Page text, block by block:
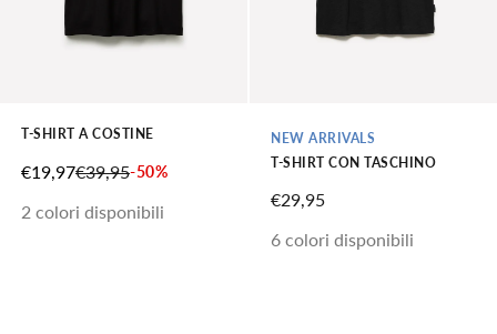
T-SHIRT A COSTINE
PREZZO SCONTATO
€19,97PREZZO
€39,95-50%
2 colori disponibili
NEW ARRIVALS
T-SHIRT CON TASCHINO
PREZZO SCONTATO
€29,95
6 colori disponibili